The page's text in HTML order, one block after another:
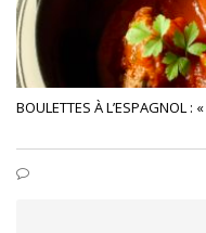
BOULETTES À L’ESPAGNOL :